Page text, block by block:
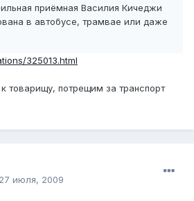
приёмная Василия Кичеджи
в автобусе, трамвае или даже
325013.html
товарищу, потрещим за транспорт
27 июля, 2009